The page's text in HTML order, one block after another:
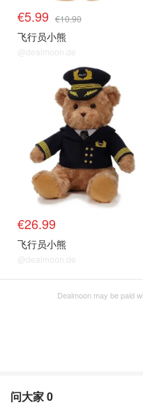
€5.99 €10.90
飞行员小熊
@dealmoon.de
€26.99
飞行员小熊
@dealmoon.de
Dealmoon may be paid
问大家0